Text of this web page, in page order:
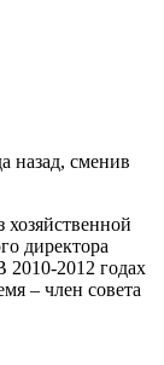
назад, сменив
директора
2010-2012 годах
– член совета